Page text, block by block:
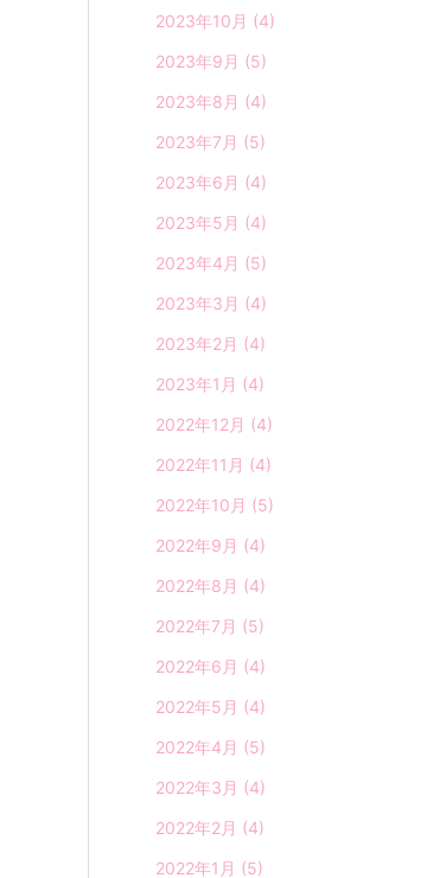
2023年10月 (4)
2023年9月 (5)
2023年8月 (4)
2023年7月 (5)
2023年6月 (4)
2023年5月 (4)
2023年4月 (5)
2023年3月 (4)
2023年2月 (4)
2023年1月 (4)
2022年12月 (4)
2022年11月 (4)
2022年10月 (5)
2022年9月 (4)
2022年8月 (4)
2022年7月 (5)
2022年6月 (4)
2022年5月 (4)
2022年4月 (5)
2022年3月 (4)
2022年2月 (4)
2022年1月 (5)